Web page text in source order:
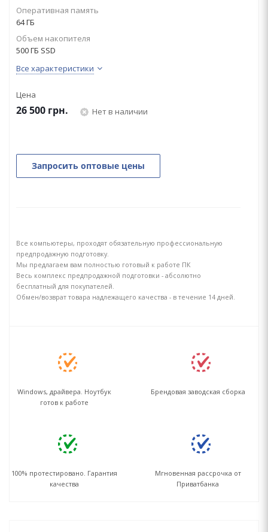
Оперативная память
64 ГБ
Объем накопителя
500 ГБ SSD
Все характеристики
Цена
26 500 грн. Нет в наличии
Запросить оптовые цены
Все компьютеры, проходят обязательную профессиональную
предпродажную подготовку.
Мы предлагаем вам полностью готовый к работе ПК
Весь комплекс предпродажной подготовки - абсолютно
бесплатный для покупателей.
Обмен/возврат товара надлежащего качества - в течение 14 дней.
Windows, драйвера. Ноутбук
готов к работе
Брендовая заводская сборка
100% протестировано. Гарантия
качества
Мгновенная рассрочка от
Приватбанка